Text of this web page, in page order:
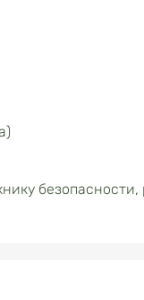
безопасности,